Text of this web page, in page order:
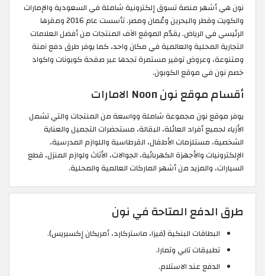
نون هي أشهر منصة تسوق إلكترونية شاملة في السعودية والإمارات
والكويت وقطر والبحرين وعُمان ومصر. تأسست عام 2016 ومقرها
الرئيسي في الرياض. يقدّم الموقع الآف المنتجات من أفضل العلامات
التجارية المحلية والعالمية في مكان واحد، كما يوفر طرق دفع آمنة
ومتنوعة، وعروض توفير مستمرة تجدها عبر صفحة كوبونات واكواد
خصم نون في موقع الكوبون.
أقسام موقع نون Noon الامارات
يوفر موقع نون مجموعة شاملة وواسعة من المنتجات والتي تشمل
الأزياء لجميع أفراد العائلة، البقالة، مستحضرات التجميل والعناية
الشخصية، مستلزمات الأطفال، القرطاسية واللوازم المدرسية،
الإلكترونيات والأجهزة الكهربائية، الجوالات، الأثاث ولوازم المنزل، قطع
السيارات، والمزيد من أشهر الماركات العالمية والمحلية.
طرق الدفع المتاحة في نون
البطاقات البنكية (فيزا، ماستركارد، أمريكان إكسبريس).
تطبيقات تابي وتمارا.
الدفع عند الاستلام.